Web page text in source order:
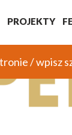
PROJEKTY